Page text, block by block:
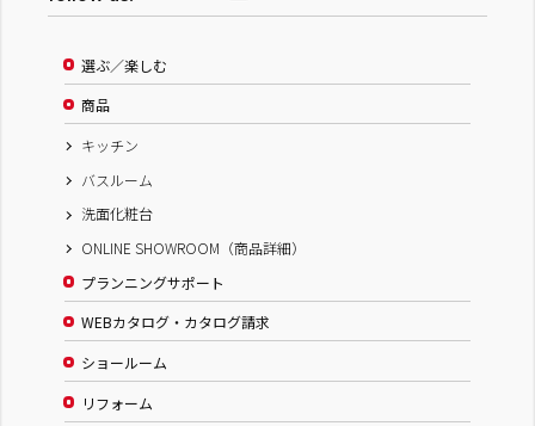
選ぶ／楽しむ
商品
キッチン
バスルーム
洗面化粧台
ONLINE SHOWROOM（商品詳細）
プランニングサポート
WEBカタログ・カタログ請求
ショールーム
リフォーム